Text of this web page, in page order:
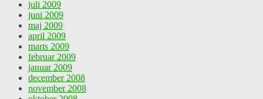
juli 2009
juni 2009
maj 2009
april 2009
marts 2009
februar 2009
januar 2009
december 2008
november 2008